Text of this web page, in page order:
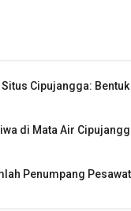
Cipujangga:
di Mata Air
Penumpang